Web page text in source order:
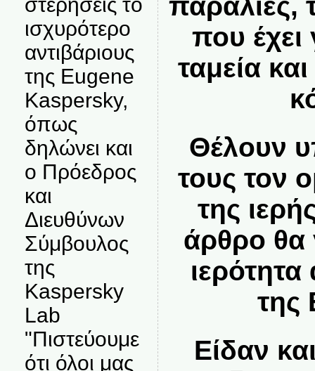
ισχυρότερο
αντιβάριους
της Eugene
Kaspersky,
όπως
δηλώνει και
ο Πρόεδρος
και
Διευθύνων
Σύμβουλος
της
Kaspersky
Lab
"Πιστεύουμε
ότι όλοι μας
που έχει
ταμεία
Θέλουν
τους τον
της
άρθρο θα
της
Είδαν